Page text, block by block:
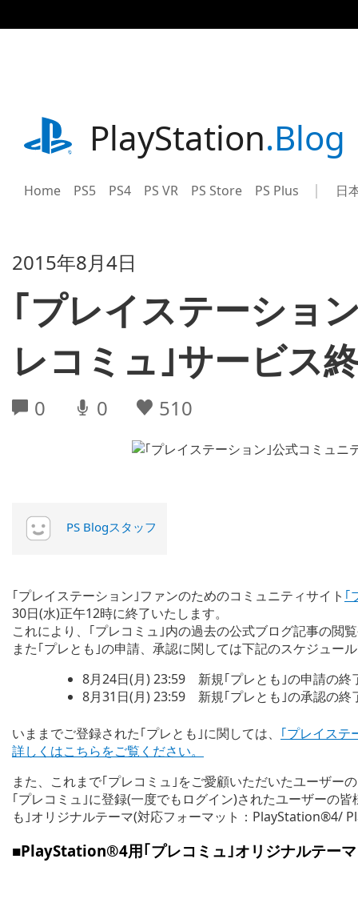
事
playstation.comPlayStation.Blog
Home PS5 PS4 PS VR PS Store PS Plus 日
2015年8月4日
｢プレイステーショ
レコミュ｣サービス
0 0 510
PS Blogスタッフ
｢プレイステーション｣ファンのためのコミュニティサイト ｢
30日(水)正午12時に終了いたします。
これにより、｢プレコミュ｣内の過去の公式ブログ記事の閲
また｢プレとも｣の申請、承認に関しては下記のスケジュー
8月24日(月) 23:59 新規｢プレとも｣の申請の終
8月31日(月) 23:59 新規｢プレとも｣の承認の終
いままでご登録された｢プレとも｣に関しては、 ｢プレイステ
詳しくはこちらをご覧ください。
また、これまで｢プレコミュ｣をご愛顧いただいたユーザー
｢プレコミュ｣に登録(一度でもログイン)されたユーザーの
も｣オリジナルテーマ(対応フォーマット：
■PlayStation®4用｢プレコミュ｣オリジナルテーマ